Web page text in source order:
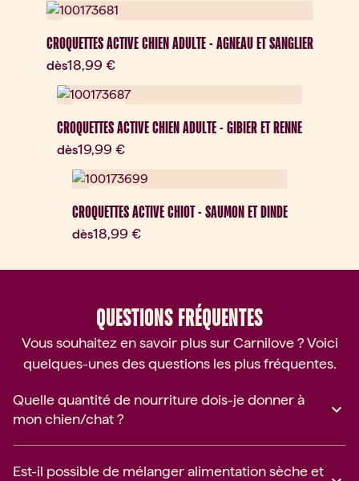
CROQUETTES ACTIVE CHIEN ADULTE - AGNEAU ET SANGLIER
dèsPrix actuel:
18,99 €
CROQUETTES ACTIVE CHIEN ADULTE - GIBIER ET RENNE
dèsPrix actuel:
19,99 €
CROQUETTES ACTIVE CHIOT - SAUMON ET DINDE
dèsPrix actuel:
18,99 €
QUESTIONS FRÉQUENTES
Vous souhaitez en savoir plus sur Carnilove ? Voici
quelques-unes des questions les plus fréquentes.
Quelle quantité de nourriture dois-je donner à
mon chien/chat ?
Est-il possible de mélanger alimentation sèche et